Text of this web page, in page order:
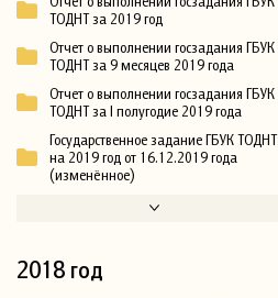
ТОДНТ за 2019 год
Отчет о выполнении госзадания ГБУК
ТОДНТ за 9 месяцев 2019 года
Отчет о выполнении госзадания ГБУК
ТОДНТ за I полугодие 2019 года
Государственное задание ГБУК ТОДНТ
на 2019 год от 16.12.2019 года
(изменённое)
2018 год